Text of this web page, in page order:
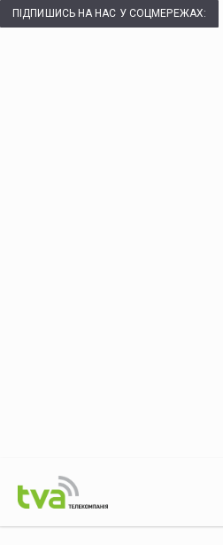
ПІДПИШИСЬ НА НАС У СОЦМЕРЕЖАХ: